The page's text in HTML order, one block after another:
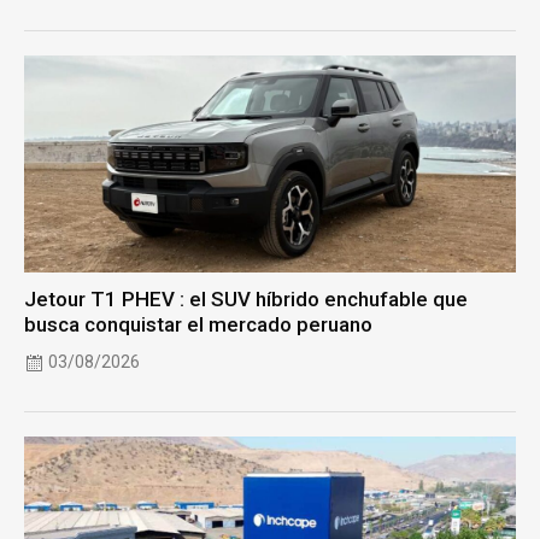
Jetour T1 PHEV : el SUV híbrido enchufable que
busca conquistar el mercado peruano
03/08/2026